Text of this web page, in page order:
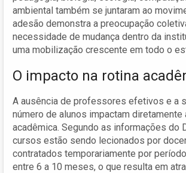
ambiental também se juntaram ao
adesão demonstra a preocupação
necessidade de mudança dentro da
uma mobilização crescente em todo o
O impacto na rotina
A ausência de professores efetivos e a
número de alunos impactam diretamente
acadêmica. Segundo as informações do
cursos estão sendo lecionados por
contratados temporariamente por
entre 6 a 10 meses, o que resulta em